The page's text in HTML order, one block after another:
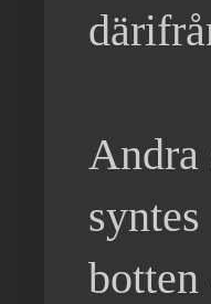
Andra
botten